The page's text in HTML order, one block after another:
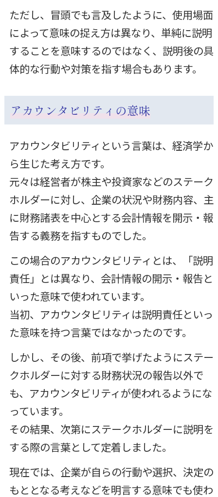
ただし、冒頭でも言及したように、使用場面
によって意味の捉え方は異なり、単純に説明
することを意味するのではなく、説明後の具
体的な行動や対策を指す場合もあります。
アカウンタビリティの意味
アカウンタビリティという言葉は、経済学か
ら生じた考え方です。
元々は経営者が株主や投資家などのステーク
ホルダーに対し、企業の状況や財務内容、主
に財務諸表を中心とする会計情報を開示・報
告する義務を指すものでした。
この場合のアカウンタビリティとは、「説明
責任」とは異なり、会計情報の開示・報告と
いった意味で使われています。
当初、アカウンタビリティは説明責任といっ
た意味を持つ言葉ではなかったのです。
しかし、その後、前項で挙げたようにステー
クホルダーに対する財務状況の報告以外で
も、アカウンタビリティが使われるようにな
っています。
その結果、次第にステークホルダーに説明を
する際の言葉として定着しました。
現在では、企業が自らの行動や選択、決定の
もととなる考えなどを明言する意味でも使わ